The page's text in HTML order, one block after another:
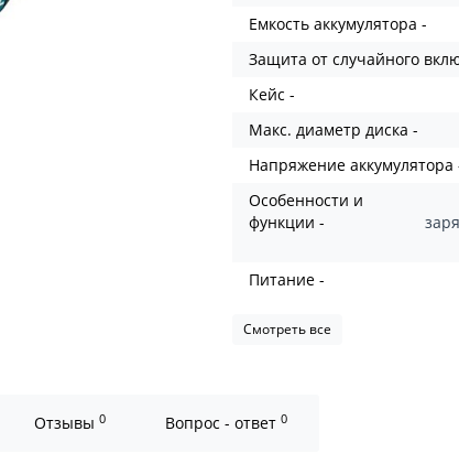
Емкость аккумулятора -
Защита от случайного
Кейс -
Макс. диаметр диска -
Напряжение аккумулятора
Особенности и
функции -
Питание -
Смотреть все
Отзывы 0 Вопрос - ответ 0